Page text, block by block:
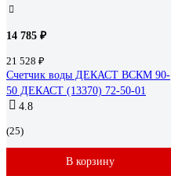
14 785 ₽
21 528 ₽
Счетчик воды ДЕКАСТ ВСКМ 90-
50 ДЕКАСТ (13370) 72-50-01
4.8
(25)
В корзину